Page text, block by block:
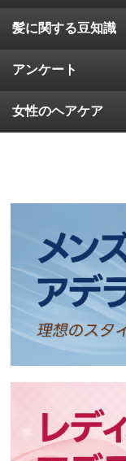
髪に関する豆知識
アンケート
女性のヘアケア